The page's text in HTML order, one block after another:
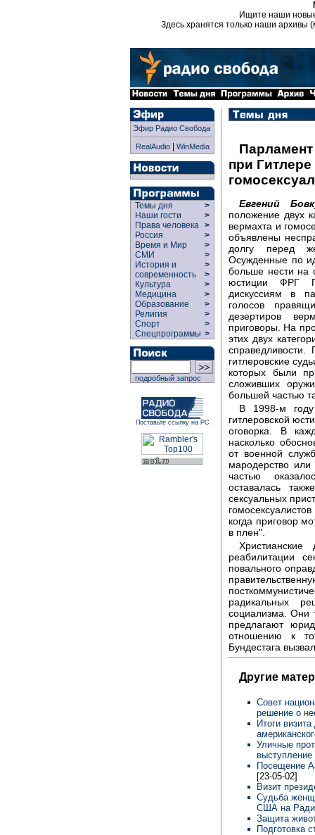
Ищите наши
Здесь хранятся только наши архивы
Эфир Радио Свобода
RealAudio| WinMedia
Темы дня
>
Наши гости
>
Права человека >
Россия
>
Время и Мир
>
СМИ
>
История и
современность
>
>
Культура
>
Медицина
>
Образование
>
Религия
>
Спорт
>
Спецпрограммы >
подробный запрос
Поставьте ссылку на РС
при
Евгений
положение двух
вермахта и
объявлены
долгу перед
Осужденные по
больше нести на
юстиции ФРГ
дискуссиям в
голосов
дезертиров
приговоры. На
этих двух
гитлеровские
которых были
сложивших
большей частью
В 1998-м году
гитлеровской
оговорка. В
насколько
от военной
мародерство
частью
оставалась
сексуальных
когда приговор
в плен".
реабилитации
повального
радикальных
социализма. Они
предлагают
отношению к
Бундестага
Другие
Совет
решение о
Итоги
Уличные
Посещение
[23-05-02]
Визит
Судьба
США на
Защита
Подготовка